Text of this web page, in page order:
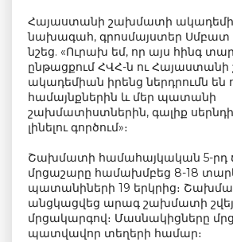
Հայաստանի շախմատի
նախագահ, գրոսմայստեր Սմբատ
նշեց. «Ուրախ եմ, որ այս հինգ
ընթացքում ՀՎՀ-ն ու
ակադեմիան իրենց ներդրումն են
համայնքներին և մեր պատանի
շախմատիստներին, գալիք
լինելու գործում»։
Շախմատի համահայկական 5-րդ
մրցաշարը համախմբեց 8-18
պատանիների 19 երկրից։
անցկացվեց արագ շախմատի
մրցակարգով։ Մասնակիցները
պատվավոր տեղերի համար։